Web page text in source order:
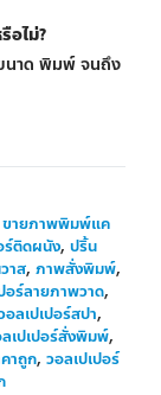
อไม่?
นาด พิมพ์ จนถึง
ขายภาพพิมพ์แค
ร์ติดผนัง, ปริ้น
าส, ภาพสั่งพิมพ์,
อร์ลายภาพวาด,
อลเปเปอร์สปา,
เปเปอร์สั่งพิมพ์,
าถูก, วอลเปเปอร์